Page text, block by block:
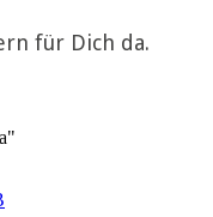
für Dich da.